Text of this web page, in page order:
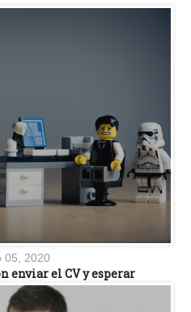
05, 2020
enviar el CV y esperar